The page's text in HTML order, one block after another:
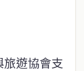
旅遊協會支